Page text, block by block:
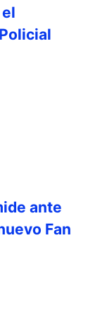
ante
Fan